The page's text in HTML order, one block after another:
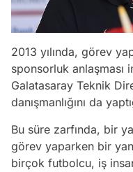
2013 yılında, görev
sponsorluk anlaşması
Galatasaray Teknik
danışmanlığını da
Bu süre zarfında, bir
görev yaparken bir
birçok futbolcu, iş